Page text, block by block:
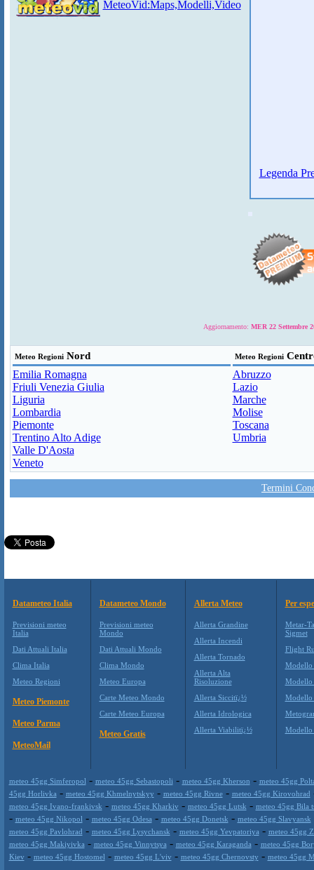
MeteoVid:Maps,Modelli,Video
Legenda
Aggiornamento: MER 22 Settembre
Meteo RegioniNord Meteo Regioni
Emilia Romagna
Friuli Venezia Giulia
Liguria
Lombardia
Piemonte
Trentino Alto Adige
Valle D'Aosta
Veneto
Abruzzo
Lazio
Marche
Molise
Toscana
Umbria
Termini
Datameteo Italia
Previsioni meteo
Italia
Dati Attuali Italia
Clima Italia
Meteo Regioni
Meteo Piemonte
Meteo Parma
MeteoMail
Datameteo Mondo
Previsioni meteo
Mondo
Dati Attuali Mondo
Clima Mondo
Meteo Europa
Carte Meteo Mondo
Carte Meteo Europa
Meteo Gratis
Allerta Meteo
Allerta Grandine
Allerta Incendi
Allerta Tornado
Allerta Alta
Risoluzione
Allerta Siccitï¿½
Allerta Idrologica
Allerta Viabilitï¿½
Per
Metar-
Sigmet
Flight
Modello
Modello
Modello
Modello
meteo 45gg Simferopol - meteo 45gg Sebastopoli - meteo 45gg Kherson - meteo 45gg
45gg Horlivka - meteo 45gg Khmelnytskyy - meteo 45gg Rivne- meteo 45gg Kirovohrad
meteo 45gg Ivano-frankivsk - meteo 45gg Kharkiv - meteo 45gg Lutsk - meteo 45gg Bila
- meteo 45gg Nikopol - meteo 45gg Odesa - meteo 45gg Donetsk - meteo 45gg Slavyansk
meteo 45gg Pavlohrad - meteo 45gg Lysychansk - meteo 45gg Yevpatoriya - meteo 45gg
meteo 45gg Makiyivka - meteo 45gg Vinnytsya - meteo 45gg Karaganda - meteo 45gg
Kiev - meteo 45gg Hostomel - meteo 45gg L'viv - meteo 45gg Chernovsty - meteo 45gg